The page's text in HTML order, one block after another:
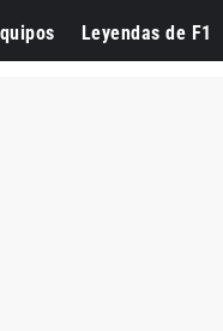
Leyendas de F1